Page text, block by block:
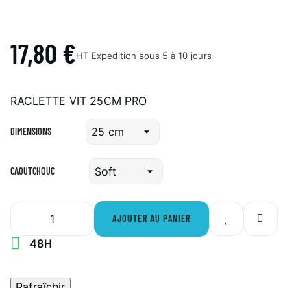
17,80 €HT Expedition sous 5 à 10 jours
RACLETTE VIT 25CM PRO
DIMENSIONS
CAOUTCHOUC
AJOUTER AU PANIER
 48H